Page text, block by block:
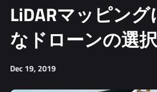
LiDARマッピン
なドローンの選択
Dec 19, 2019